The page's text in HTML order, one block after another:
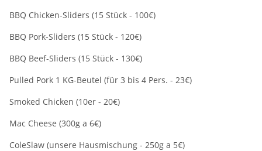
BBQ Chicken-Sliders (15 Stück - 100€)
BBQ Pork-Sliders (15 Stück - 120€)
BBQ Beef-Sliders (15 Stück - 130€)
Pulled Pork 1 KG-Beutel (für 3 bis 4 Pers. - 23€)
Smoked Chicken (10er - 20€)
Mac Cheese (300g a 6€)
ColeSlaw (unsere Hausmischung - 250g a 5€)